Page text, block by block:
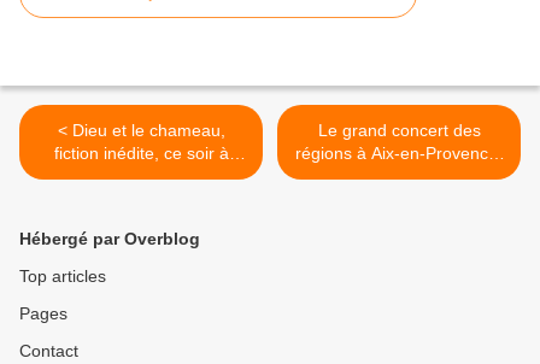
< Dieu et le chameau,
fiction inédite, ce soir à
20h55 sur Arte
Le grand concert des
régions à Aix-en-Provence,
le vendredi 17/05/2024 à
Hébergé par Overblog
Top articles
Pages
Contact